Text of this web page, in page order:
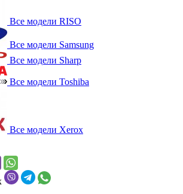
Все модели RISO
Все модели Samsung
Все модели Sharp
Все модели Toshiba
Все модели Xerox